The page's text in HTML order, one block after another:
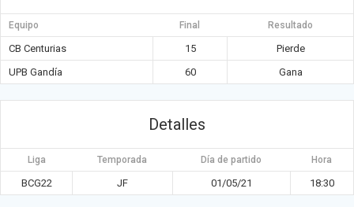
Equipo Final Resultado
CB Centurias 15
Pierde
UPB Gandía
60 Gana
Detalles
Liga Temporada Día de partido Hora
BCG22 JF 01/05/21 18:30